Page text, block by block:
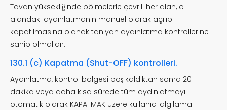
Tavan yüksekliğinde bölmelerle çevrili her alan, o
alandaki aydınlatmanın manuel olarak açılıp
kapatılmasına olanak tanıyan aydınlatma kontrollerine
sahip olmalıdır.
130.1 (c) Kapatma (Shut-OFF) kontrolleri.
Aydınlatma, kontrol bölgesi boş kaldıktan sonra 20
dakika veya daha kısa sürede tüm aydınlatmayı
otomatik olarak KAPATMAK üzere kullanıcı algılama